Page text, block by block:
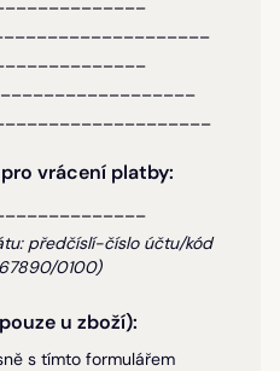
vrácení platby:
předčíslí-číslo účtu/kód
0100)
u zboží):
s tímto formulářem